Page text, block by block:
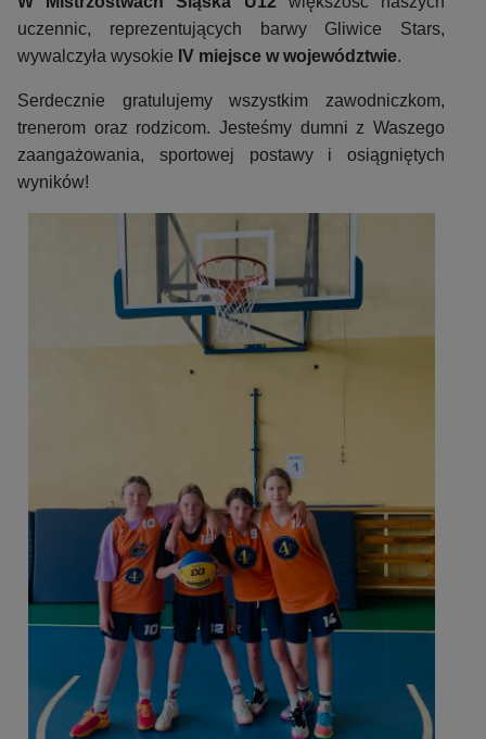
uczennic, reprezentujących barwy Gliwice Stars,
wywalczyła wysokie IV miejsce w województwie.
Serdecznie gratulujemy wszystkim zawodniczkom,
trenerom oraz rodzicom. Jesteśmy dumni z Waszego
zaangażowania, sportowej postawy i osiągniętych
wyników!